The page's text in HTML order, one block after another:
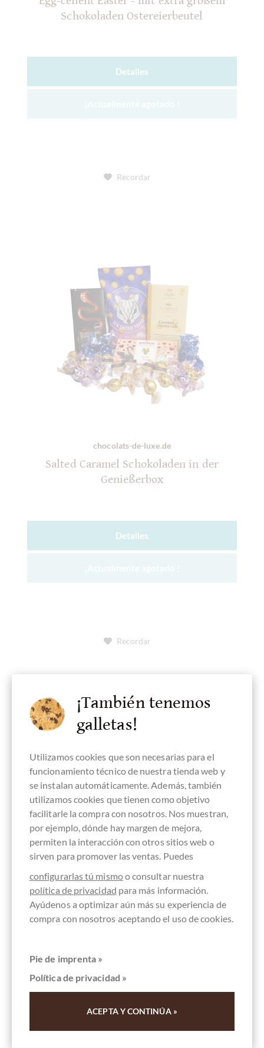
Schokoladen Ostereierbeutel
Detalles
Recordar
chocolats-de-luxe.de
Salted Caramel Schokoladen in der
Genießerbox
Detalles
Recordar
Clement Chococult
Pralinenschachtel "Federleicht" mit 6 x 6
¡Actualmente agotado !
¡También tenemos
galletas!
Utilizamos cookies que son necesarias para el
funcionamiento técnico de nuestra tienda web y
se instalan automáticamente. Además, también
utilizamos cookies que tienen como objetivo
facilitarle la compra con nosotros. Nos muestran,
por ejemplo, dónde hay margen de mejora,
permiten la interacción con otros sitios web o
sirven para promover las ventas. Puedes
configurarlas tú mismoo consultar nuestra
política de privacidad para más información.
Ayúdenos a optimizar aún más su experiencia de
compra con nosotros aceptando el uso de cookies.
Pie de imprenta »
Política de privacidad »
ACEPTA Y CONTINÚA »